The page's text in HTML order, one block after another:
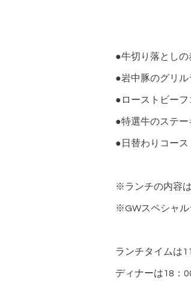
●牛切り落とし
●岩中豚のグリ
●ローストビー
●特選牛のステ
●日替わりコー
※ランチの内容
※GWスペシャル
ランチタイムは
ディナーは18：